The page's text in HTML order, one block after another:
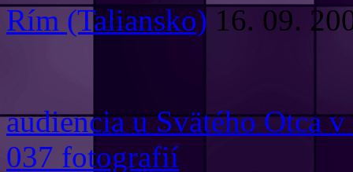
Rím (Taliansko) 16. 09.
audiencia u Svätého Otca
037 fotografií